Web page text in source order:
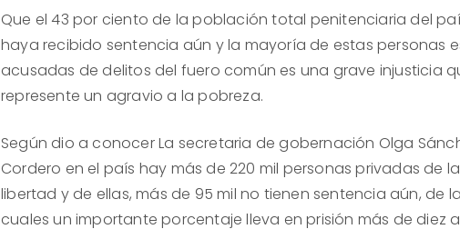
entrada:
Que el 43 por ciento de la población total penitenciaria del
haya recibido sentencia aún y la mayoría de estas personas
acusadas de delitos del fuero común es una grave injusticia
represente un agravio a la pobreza.
Según dio a conocer La secretaria de gobernación Olga
Cordero en el país hay más de 220 mil personas privadas de la
libertad y de ellas, más de 95 mil no tienen sentencia aún, de
cuales un importante porcentaje lleva en prisión más de diez